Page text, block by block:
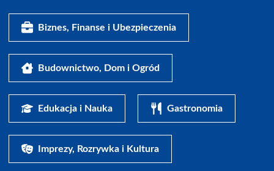
Biznes, Finanse i Ubezpieczenia
Budownictwo, Dom i Ogród
Edukacja i Nauka Gastronomia
Imprezy, Rozrywka i Kultura